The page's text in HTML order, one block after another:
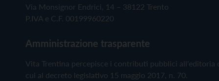
Via Monsignor Endrici, 14 – 38122 Trento
P.IVA e C.F. 00199960220
Amministrazione trasparente
Vita Trentina percepisce i contributi pubblici all'editoria
cui al decreto legislativo 15 maggio 2017, n. 70.